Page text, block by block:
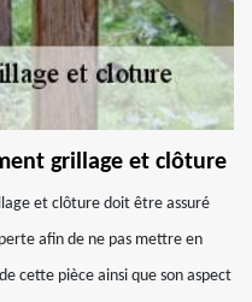
grillage et clôture
et clôture doit être assuré
afin de ne pas mettre en
cette pièce ainsi que son aspect